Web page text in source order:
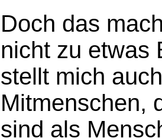
Doch das
nicht zu etwas
stellt mich
Mitmenschen,
sind als